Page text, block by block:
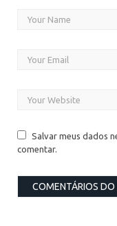
Salvar meus dados
comentar.